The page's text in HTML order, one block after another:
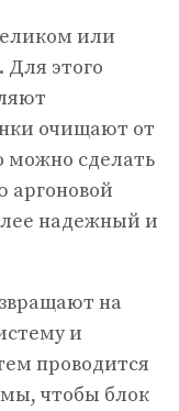
или
Для этого
очищают от
можно сделать
аргоновой
надежный и
на
и
проводится
чтобы блок